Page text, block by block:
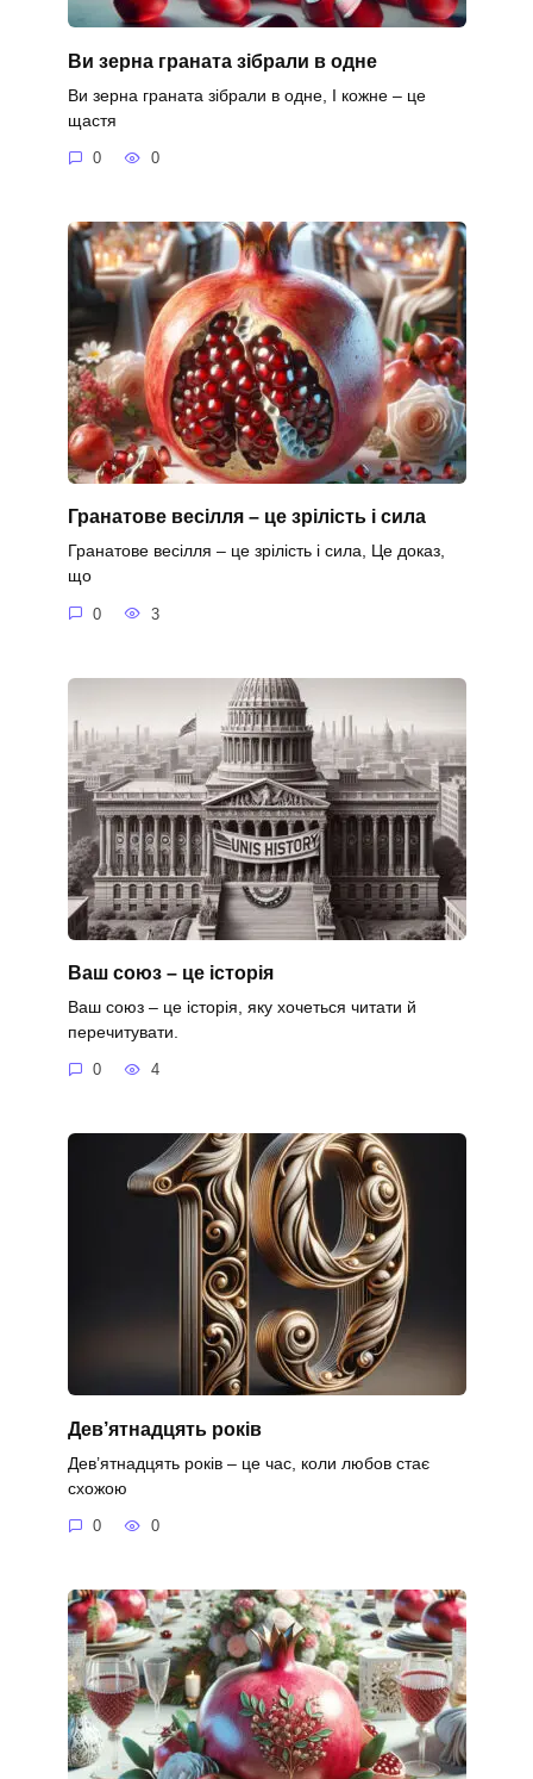
Ви зерна граната зібрали в одне
Ви зерна граната зібрали в одне, І кожне – це
щастя
0 0
Гранатове весілля – це зрілість і сила
Гранатове весілля – це зрілість і сила, Це доказ,
що
0 3
Ваш союз – це історія
Ваш союз – це історія, яку хочеться читати й
перечитувати.
0 4
Дев’ятнадцять років
Дев’ятнадцять років – це час, коли любов стає
схожою
0 0